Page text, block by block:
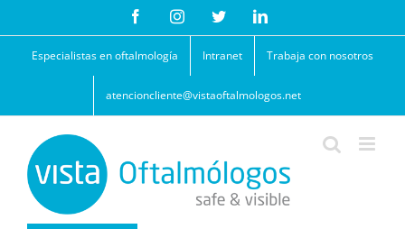
contenido
FacebookInstagramTwitterLinkedIn
Especialistas en oftalmología Intranet Trabaja con nosotros
atencioncliente@vistaoftalmologos.net